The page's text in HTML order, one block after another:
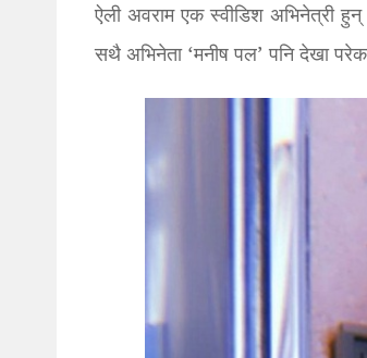
ऐली अवराम एक स्वीडिश अभिनेत्री
सथै अभिनेता ‘मनीष पल’ पनि देखा